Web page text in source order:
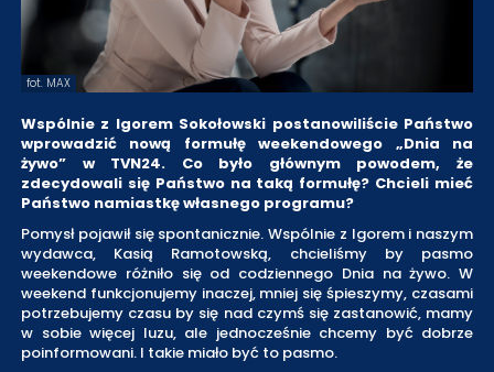
fot. MAX
Wspólnie z Igorem Sokołowski postanowiliście Państwo
wprowadzić nową formułę weekendowego „Dnia na
żywo” w TVN24. Co było głównym powodem, że
zdecydowali się Państwo na taką formułę? Chcieli mieć
Państwo namiastkę własnego programu?
Pomysł pojawił się spontanicznie. Wspólnie z Igorem i naszym
wydawca, Kasią Ramotowską, chcieliśmy by pasmo
weekendowe różniło się od codziennego Dnia na żywo. W
weekend funkcjonujemy inaczej, mniej się śpieszymy, czasami
potrzebujemy czasu by się nad czymś się zastanowić, mamy
w sobie więcej luzu, ale jednocześnie chcemy być dobrze
poinformowani. I takie miało być to pasmo.